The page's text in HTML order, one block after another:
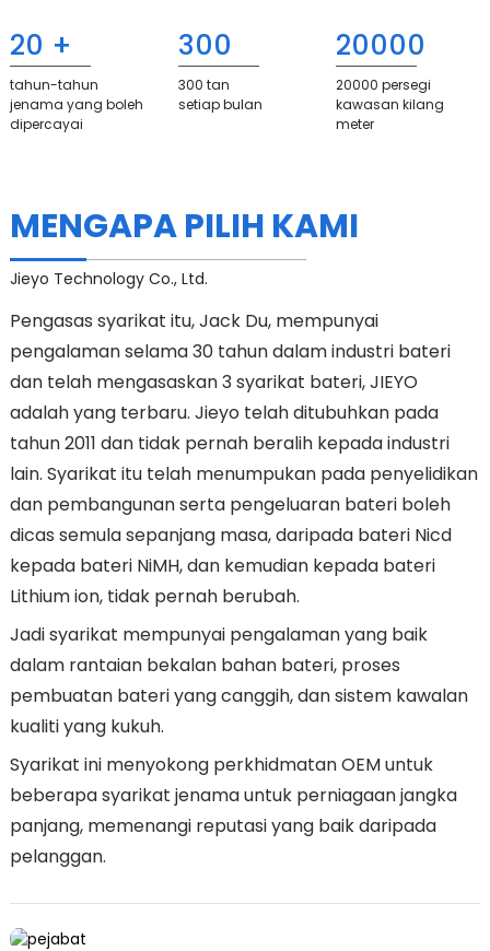
20 +
tahun-tahun
jenama yang boleh
dipercayai
300
300 tan
setiap bulan
20000
20000 persegi
kawasan kilang
meter
MENGAPA PILIH KAMI
Jieyo Technology Co., Ltd.
Pengasas syarikat itu, Jack Du, mempunyai
pengalaman selama 30 tahun dalam industri bateri
dan telah mengasaskan 3 syarikat bateri, JIEYO
adalah yang terbaru. Jieyo telah ditubuhkan pada
tahun 2011 dan tidak pernah beralih kepada industri
lain. Syarikat itu telah menumpukan pada penyelidikan
dan pembangunan serta pengeluaran bateri boleh
dicas semula sepanjang masa, daripada bateri Nicd
kepada bateri NiMH, dan kemudian kepada bateri
Lithium ion, tidak pernah berubah.
Jadi syarikat mempunyai pengalaman yang baik
dalam rantaian bekalan bahan bateri, proses
pembuatan bateri yang canggih, dan sistem kawalan
kualiti yang kukuh.
Syarikat ini menyokong perkhidmatan OEM untuk
beberapa syarikat jenama untuk perniagaan jangka
panjang, memenangi reputasi yang baik daripada
pelanggan.